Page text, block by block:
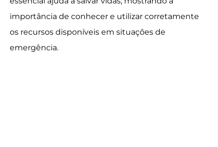
importância de conhecer e utilizar corretamente
os recursos disponíveis em situações de
emergência.